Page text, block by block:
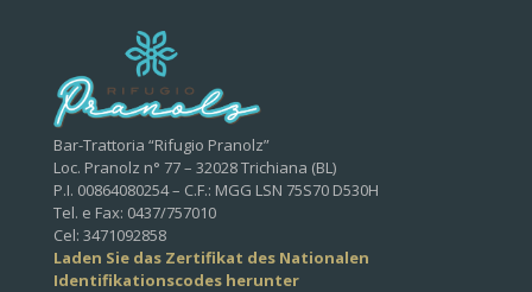
Bar-Trattoria “Rifugio Pranolz”
Loc. Pranolz n° 77 – 32028 Trichiana (BL)
P.I. 00864080254 – C.F.: MGG LSN 75S70 D530H
Tel. e Fax: 0437/757010
Cel: 3471092858
Laden Sie das Zertifikat des Nationalen
Identifikationscodes herunter